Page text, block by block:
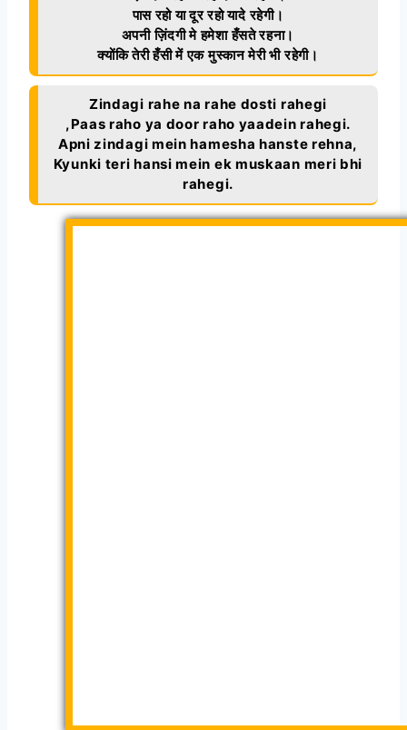
पास रहो या दूर रहो यादे रहेगी।
अपनी ज़िंदगी मे हमेशा हँसते रहना।
क्योंकि तेरी हँसी में एक मुस्कान मेरी भी रहेगी।
Zindagi rahe na rahe dosti rahegi
,Paas raho ya door raho yaadein rahegi.
Apni zindagi mein hamesha hanste rehna,
Kyunki teri hansi mein ek muskaan meri bhi
rahegi.